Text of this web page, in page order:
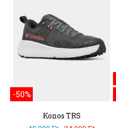
-50%
Konos TRS